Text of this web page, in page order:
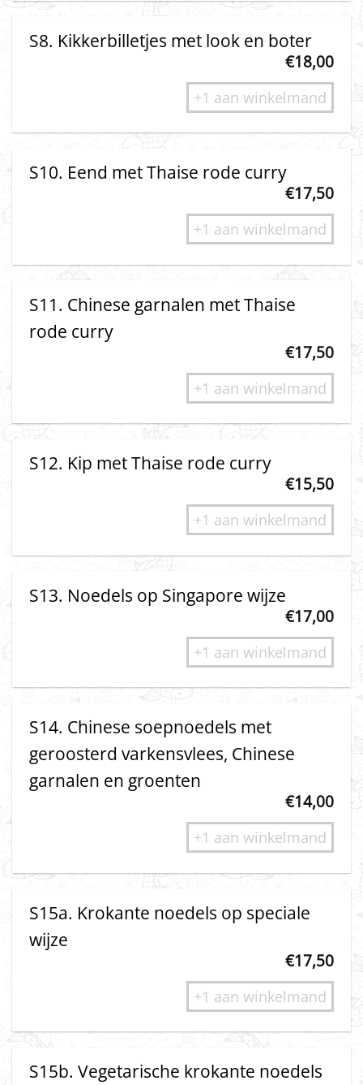
S8. Kikkerbilletjes met look en boter
€18,00
+1 aan winkelmand
S10. Eend met Thaise rode curry
€17,50
+1 aan winkelmand
S11. Chinese garnalen met Thaise
rode curry
€17,50
+1 aan winkelmand
S12. Kip met Thaise rode curry
€15,50
+1 aan winkelmand
S13. Noedels op Singapore wijze
€17,00
+1 aan winkelmand
S14. Chinese soepnoedels met
geroosterd varkensvlees, Chinese
garnalen en groenten
€14,00
+1 aan winkelmand
S15a. Krokante noedels op speciale
wijze
€17,50
+1 aan winkelmand
S15b. Vegetarische krokante noedels